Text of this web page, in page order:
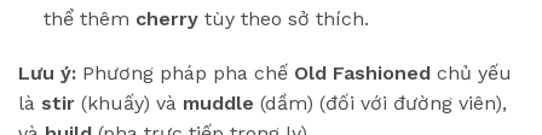
thể thêm cherrytùy theo sở thích.
Lưu ý: Phương pháp pha chế Old Fashioned chủ yếu
là stir (khuấy) và muddle (dầm) (đối với đường viên),